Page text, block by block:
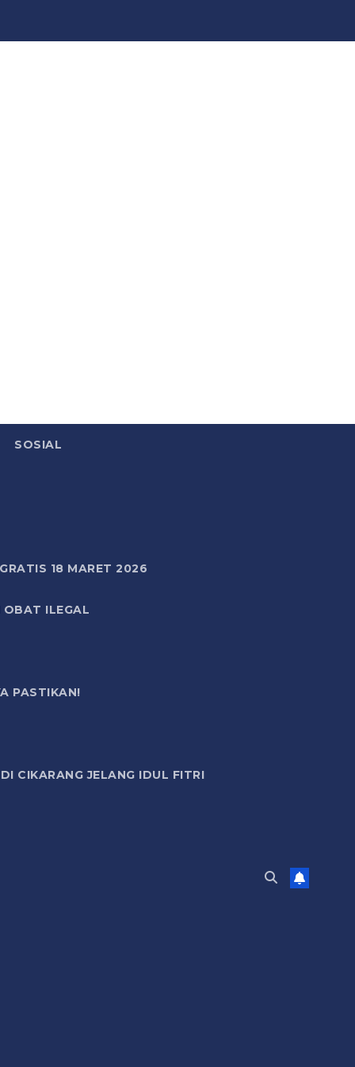
SOSIAL
18 MARET 2026
OBAT ILEGAL
PASTIKAN!
CIKARANG JELANG IDUL FITRI